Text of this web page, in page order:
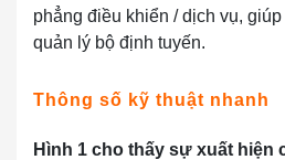
phẳng điều khiển / dịch vụ,
quản lý bộ định tuyến.
Thông số kỹ thuật nhanh
Hình 1 cho thấy sự xuất hiện